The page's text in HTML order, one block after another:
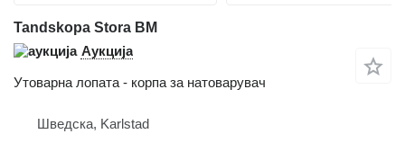
Tandskopa Stora BM
Аукција
Утоварна лопата - корпа за натоварувач
Шведска, Karlstad